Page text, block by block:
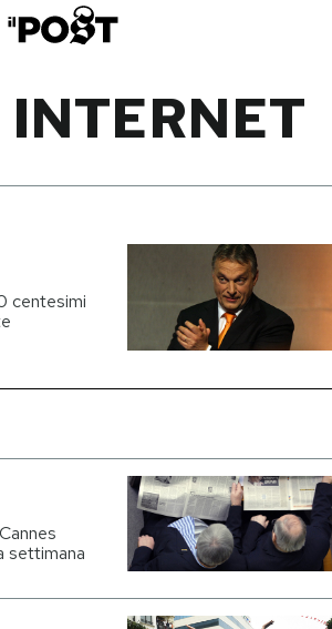
INTERNET
centesimi
settimana